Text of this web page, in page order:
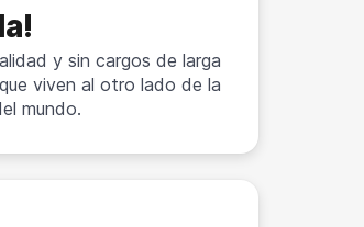
y sin cargos de larga
viven al otro lado de la
mundo.